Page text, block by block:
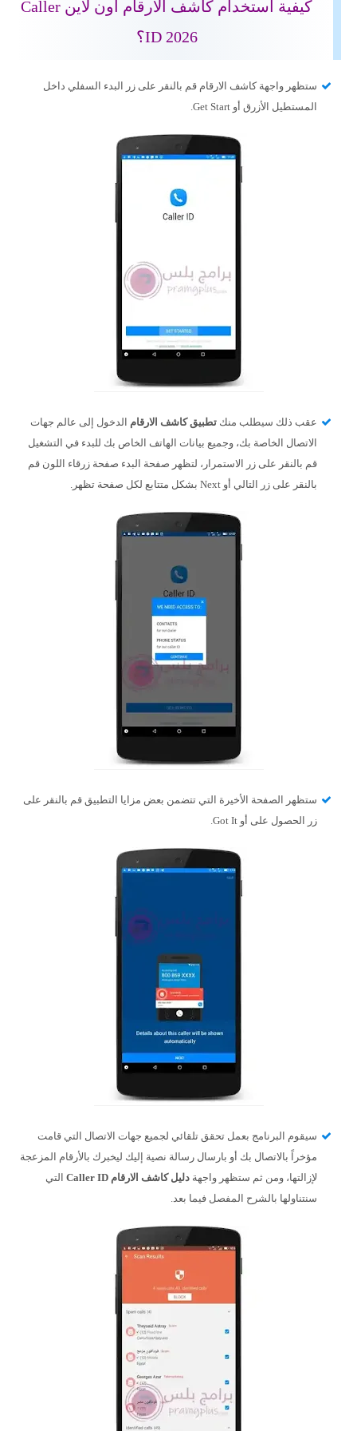
كيفية استخدام كاشف الارقام اون لاين Caller
ID 2026؟
ستظهر واجهة كاشف الارقام قم بالنقر على زر البدء السفلي داخل
المستطيل الأزرق أو Get Start.
عقب ذلك سيطلب منك تطبيق كاشف الارقام الدخول إلى عالم جهات
الاتصال الخاصة بك، وجميع بيانات الهاتف الخاص بك للبدء في التشغيل
قم بالنقر على زر الاستمرار، لتظهر صفحة البدء صفحة زرقاء اللون قم
بالنقر على زر التالي أو Next بشكل متتابع لكل صفحة تظهر.
ستظهر الصفحة الأخيرة التي تتضمن بعض مزايا التطبيق قم بالنقر على
زر الحصول على أو Got It.
سيقوم البرنامج بعمل تحقق تلقائي لجميع جهات الاتصال التي قامت
مؤخراً بالاتصال بك أو بارسال رسالة نصية إليك ليخبرك بالأرقام المزعجة
لإزالتها، ومن ثم ستظهر واجهة دليل كاشف الارقام Caller ID
التي
سنتناولها بالشرح المفصل فيما بعد.